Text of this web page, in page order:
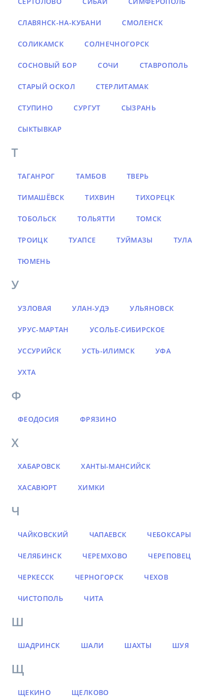
СЛАВЯНСК-НА-КУБАНИ СМОЛЕНСК
СОЛИКАМСК СОЛНЕЧНОГОРСК
СОСНОВЫЙ БОР СОЧИ СТАВРОПОЛЬ
СТАРЫЙ ОСКОЛ СТЕРЛИТАМАК
СТУПИНО СУРГУТ СЫЗРАНЬ
СЫКТЫВКАР
Т
ТАГАНРОГ ТАМБОВ ТВЕРЬ
ТИМАШЁВСК ТИХВИН ТИХОРЕЦК
ТОБОЛЬСК ТОЛЬЯТТИ ТОМСК
ТРОИЦК ТУАПСЕ ТУЙМАЗЫ ТУЛА
ТЮМЕНЬ
У
УЗЛОВАЯ УЛАН-УДЭ УЛЬЯНОВСК
УРУС-МАРТАН УСОЛЬЕ-СИБИРСКОЕ
УССУРИЙСК УСТЬ-ИЛИМСК УФА
УХТА
Ф
ФЕОДОСИЯ ФРЯЗИНО
Х
ХАБАРОВСК ХАНТЫ-МАНСИЙСК
ХАСАВЮРТ ХИМКИ
Ч
ЧАЙКОВСКИЙ ЧАПАЕВСК ЧЕБОКСАРЫ
ЧЕЛЯБИНСК ЧЕРЕМХОВО ЧЕРЕПОВЕЦ
ЧЕРКЕССК ЧЕРНОГОРСК ЧЕХОВ
ЧИСТОПОЛЬ ЧИТА
Ш
ШАДРИНСК ШАЛИ ШАХТЫ ШУЯ
Щ
ЩЕКИНО ЩЕЛКОВО